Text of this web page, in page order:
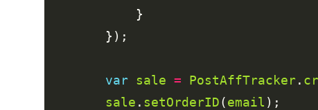
var sale = PostAffTracker.
sale . setOrderID(email